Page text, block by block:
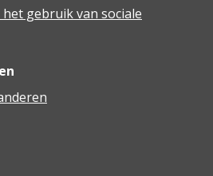
gebruik van sociale